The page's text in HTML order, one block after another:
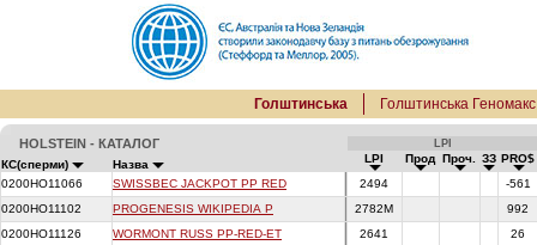
Голштинська Голштинська Геномакс
HOLSTEIN - КАТАЛОГ LPI
КС(сперми) Назва LPI Прод Проч. ЗЗ PRO$
0200HO11066
SWISSBEC JACKPOT PP RED 2494
-561
0200HO11102
PROGENESIS WIKIPEDIA P 2782M
992
0200HO11126
WORMONT RUSS PP-RED-ET 2641 26